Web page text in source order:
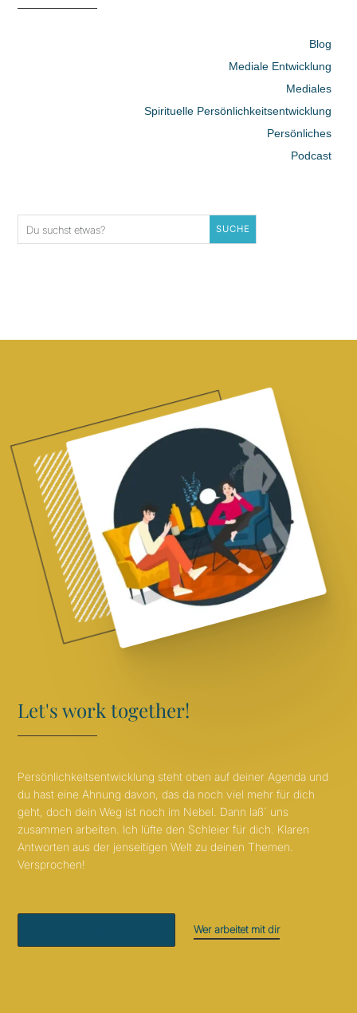
Blog
Mediale Entwicklung
Mediales
Spirituelle Persönlichkeitsentwicklung
Persönliches
Podcast
Let's work together!
Persönlichkeitsentwicklung steht oben auf deiner Agenda und
du hast eine Ahnung davon, das da noch viel mehr für dich
geht, doch dein Weg ist noch im Nebel. Dann laß´ uns
zusammen arbeiten. Ich lüfte den Schleier für dich. Klaren
Antworten aus der jenseitigen Welt zu deinen Themen.
Versprochen!
Wer arbeitet mit dir